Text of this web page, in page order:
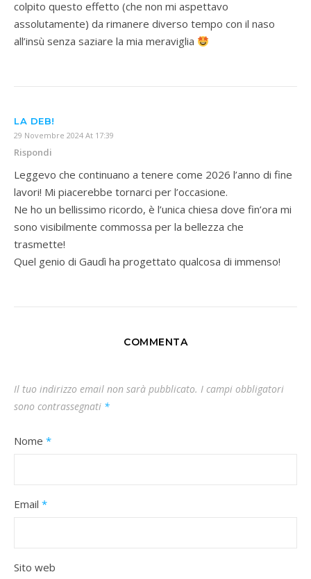
colpito questo effetto (che non mi aspettavo
assolutamente) da rimanere diverso tempo con il naso
all’insù senza saziare la mia meraviglia
LA DEB!
29 Novembre 2024 At 17:39
Rispondi
Leggevo che continuano a tenere come 2026 l’anno di fine
lavori! Mi piacerebbe tornarci per l’occasione.
Ne ho un bellissimo ricordo, è l’unica chiesa dove fin’ora mi
sono visibilmente commossa per la bellezza che
trasmette!
Quel genio di Gaudì ha progettato qualcosa di immenso!
COMMENTA
Il tuo indirizzo email non sarà pubblicato. I campi obbligatori
sono contrassegnati *
Nome *
Email *
Sito web